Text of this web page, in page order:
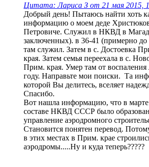
Цитата: Лариса З от 21 мая 2015,
Добрый день! Пытаюсь найти хоть
информацию о моем деде
Петровиче. Служил в НКВД в
заключенных). в 36-41 (примерно до
там служил. Затем в с. Достоевка
края. Затем семья переехала в с.
Прим. края. Умер там от воспаления
году. Направьте мои поиски. Та
которой Вы делитесь, вселяет
Спасибо.
Вот нашла информацию, что в марте
составе НКВД СССР было
управление аэродромного
Становится понятен перевод.
в этих местах в Прим. крае
аэродромы.....Ну и куда теперь?????